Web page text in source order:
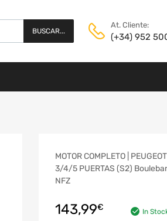
BUSCAR...
At. Cliente:
(+34) 952
MOTOR COMPLETO |
3/4/5 PUERTAS (S2)
NFZ
143,99€ In